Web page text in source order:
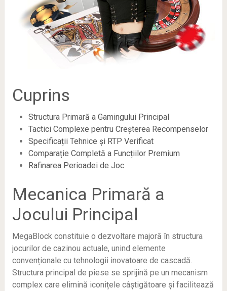
Cuprins
Structura Primară a Gamingului Principal
Tactici Complexe pentru Creșterea Recompenselor
Specificații Tehnice și RTP Verificat
Comparație Completă a Funcțiilor Premium
Rafinarea Perioadei de Joc
Mecanica Primară a
Jocului Principal
MegaBlock constituie o dezvoltare majoră în structura
jocurilor de cazinou actuale, unind elemente
convenționale cu tehnologii inovatoare de cascadă.
Structura principal de piese se sprijină pe un mecanism
complex care elimină iconițele câștigătoare și facilitează